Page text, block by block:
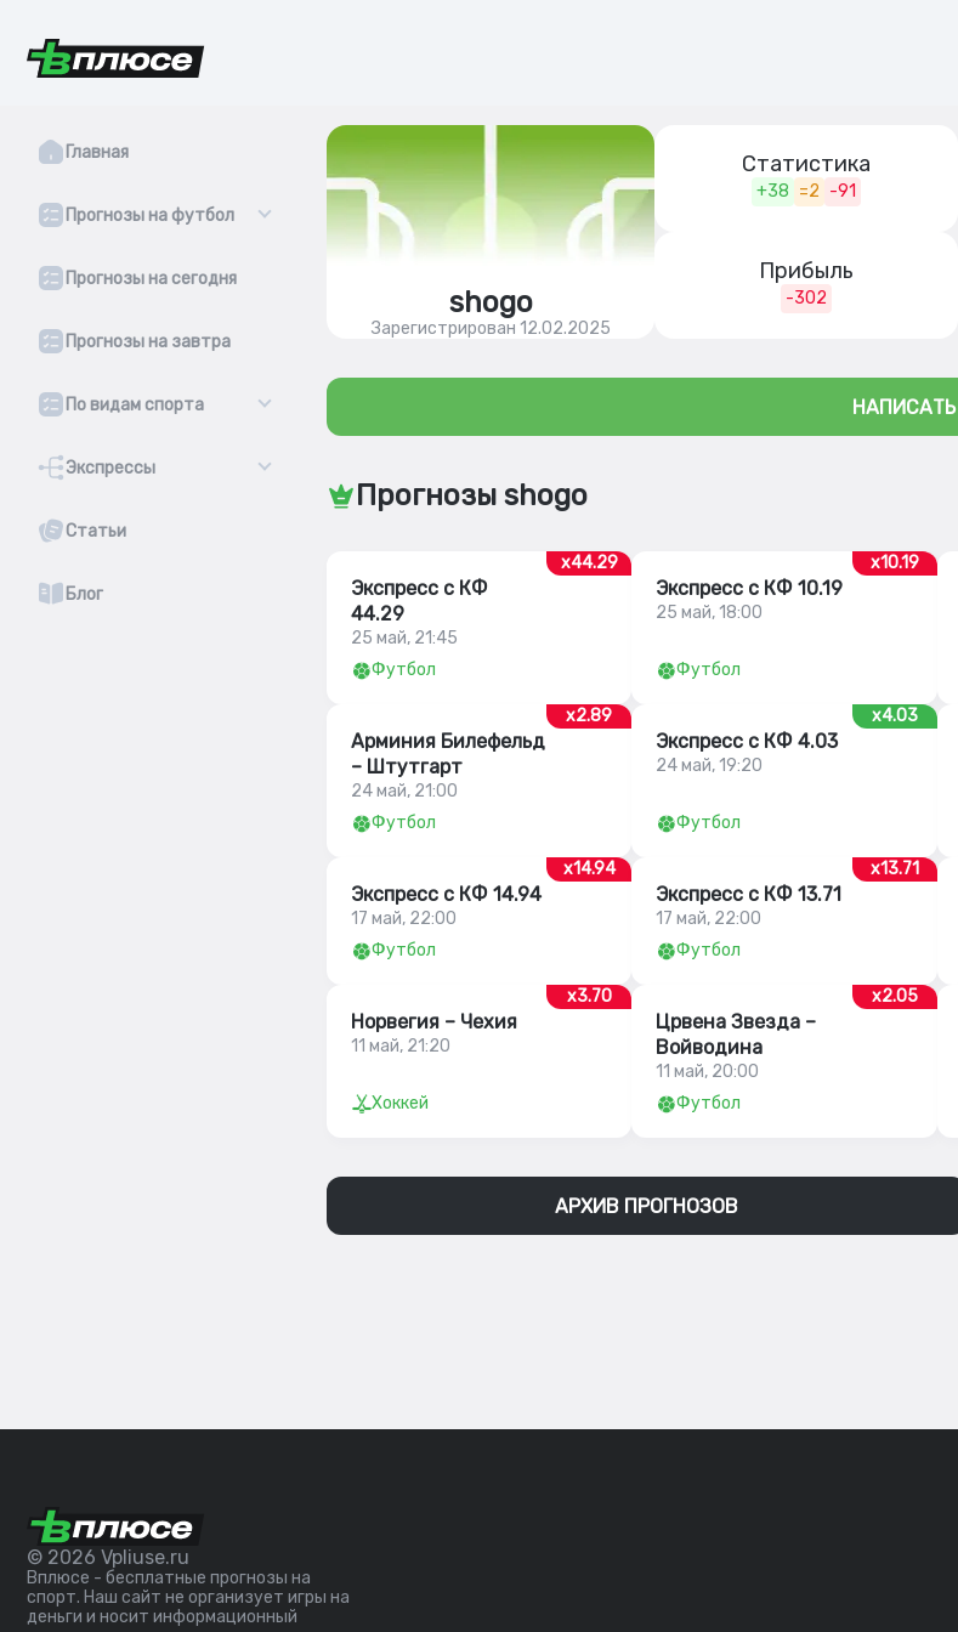
Главная
Прогнозы на футбол
Прогнозы на сегодня
Прогнозы на завтра
По видам спорта
Экспрессы
Статьи
Блог
shogo
Зарегистрирован 12.02.2025
Статистика
+38 =2 -91
Прибыль
-302
Прогнозы shogo
x44.29
Экспресс с КФ
44.29
25 май, 21:45
Футбол
x10.19
Экспресс с КФ 10.19
25 май, 18:00
Футбол
x2.89
Арминия Билефельд
– Штутгарт
24 май, 21:00
Футбол
x4.03
Экспресс с КФ 4.03
24 май, 19:20
Футбол
x14.94
Экспресс с КФ 14.94
17 май, 22:00
Футбол
x13.71
Экспресс с КФ 13.71
17 май, 22:00
Футбол
x3.70
Норвегия – Чехия
11 май, 21:20
Хоккей
x2.05
Црвена Звезда –
Войводина
11 май, 20:00
Футбол
АРХИВ ПРОГНОЗОВ
© 2026 Vpliuse.ru
Вплюсе - бесплатные прогнозы на
спорт. Наш сайт не организует игры на
деньги и носит информационный